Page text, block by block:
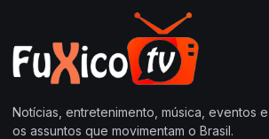
Notícias, entretenimento, música, eventos e
os assuntos que movimentam o Brasil.